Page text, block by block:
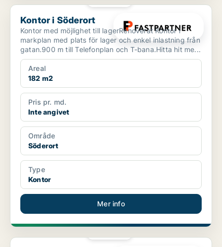
Kontor i Söderort
Kontor i Söderort
Kontor med möjlighet till lagerRenoverat Kontor i
markplan med plats för lager och enkel inlastning från
gatan.900 m till Telefonplan och T-bana.Hitta hit me...
Areal
182 m2
Pris pr. md.
Inte angivet
Område
Söderort
Type
Kontor
Mer info
Kontor i Burlöv, Arlöv